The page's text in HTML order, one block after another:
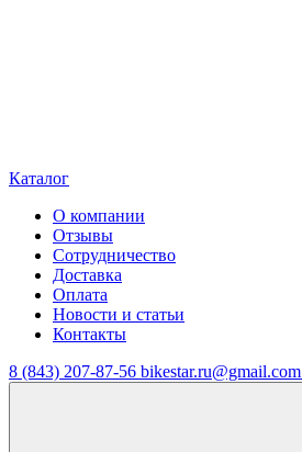
Каталог
О компании
Отзывы
Сотрудничество
Доставка
Оплата
Новости и статьи
Контакты
8 (843) 207-87-56 bikestar.ru@gmail.com